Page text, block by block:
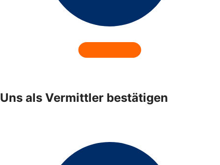
Uns als Vermittler bestätigen